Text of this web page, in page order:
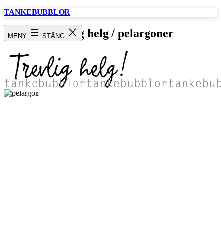
Hoppa
TANKEBUBBLOR
MENY STÄNG
Trevlig helg / pelargoner